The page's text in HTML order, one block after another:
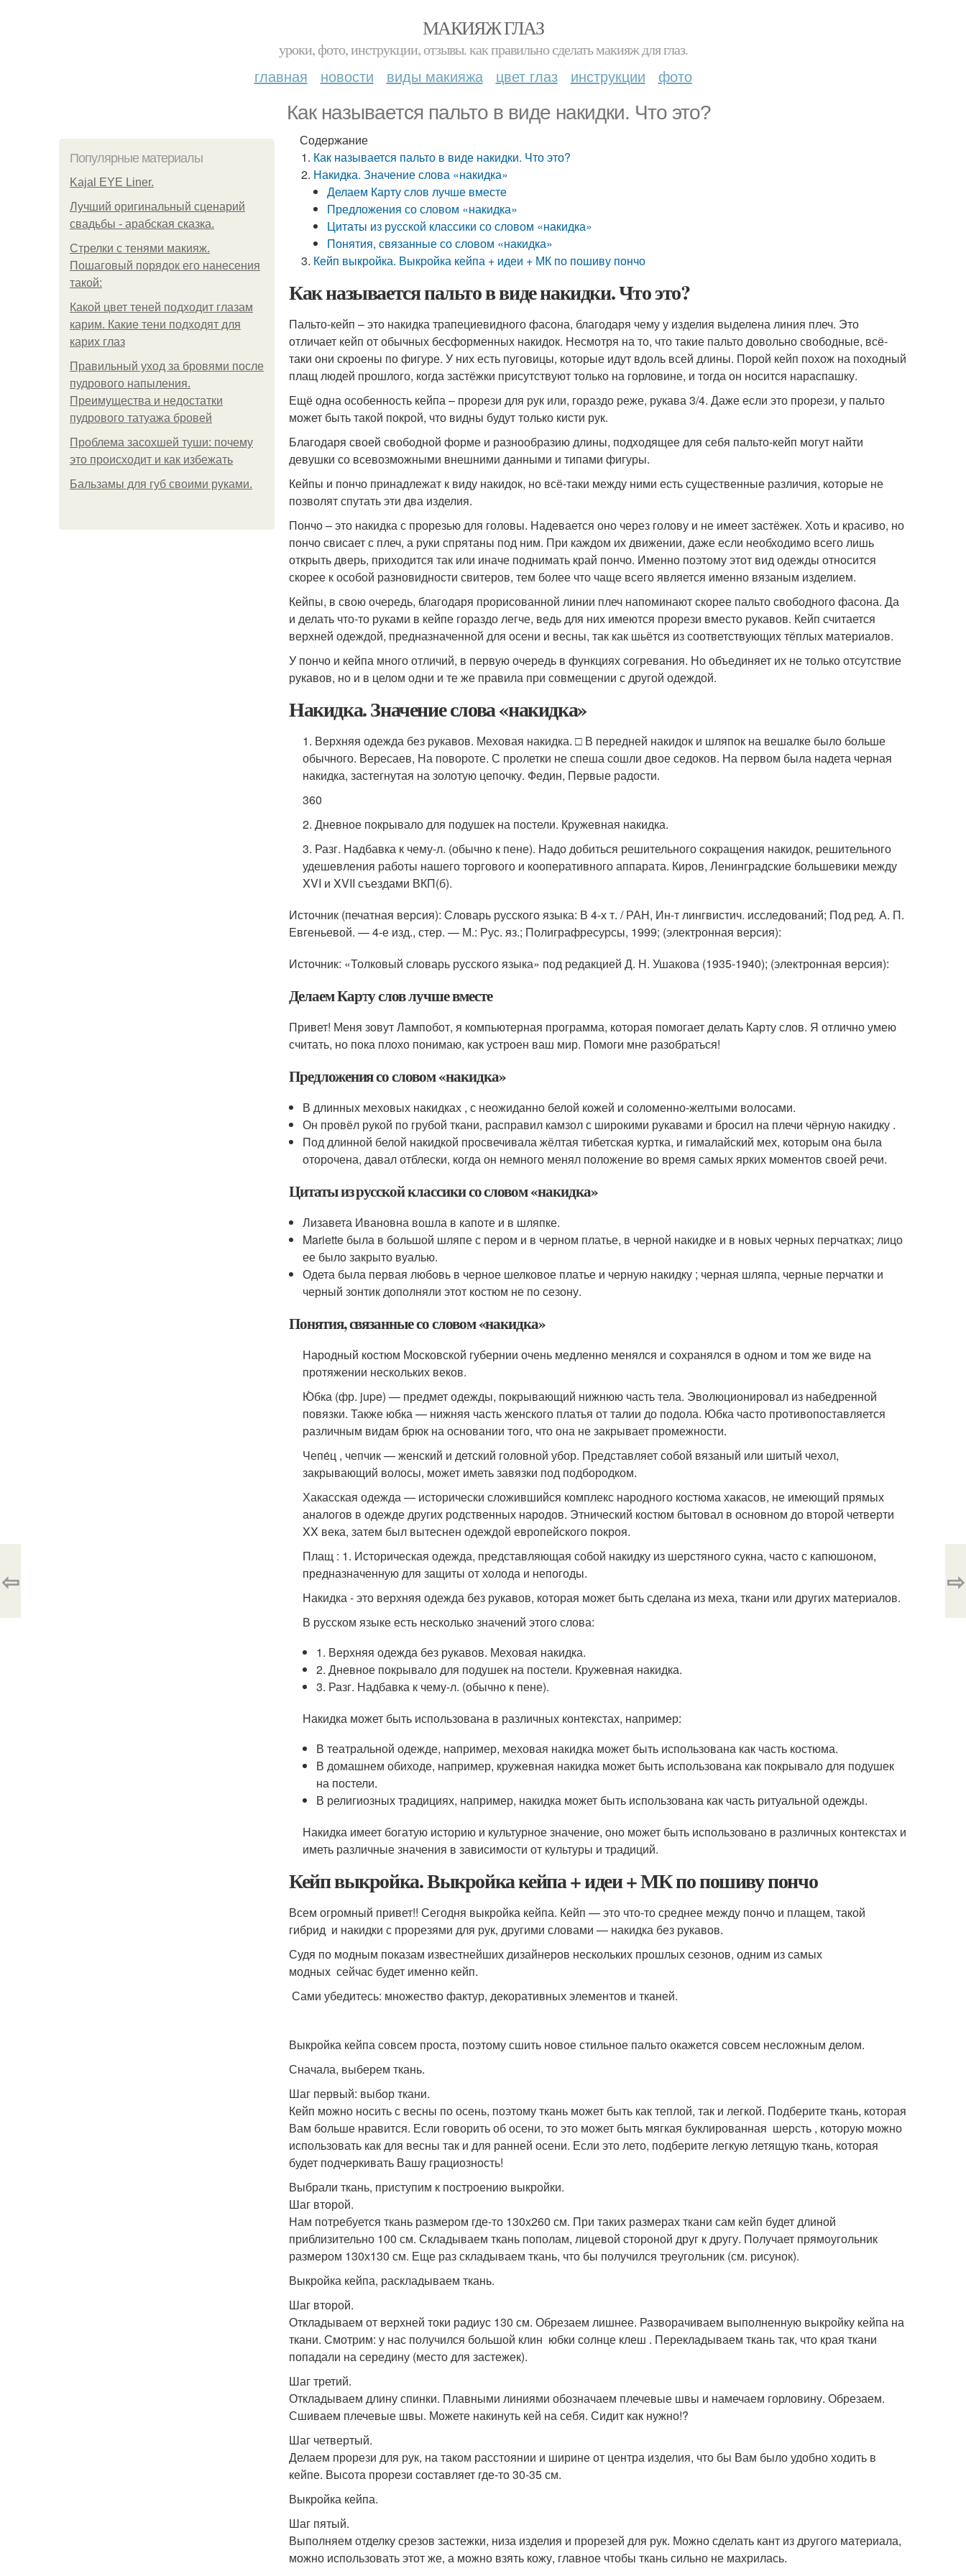
МАКИЯЖ ГЛАЗ
уроки, фото, инструкции, отзывы. как правильно сделать макияж для глаз.
главная новости виды макияжа цвет глаз инструкции фото
Как называется пальто в виде накидки. Что это?
Популярные материалы
Kajal EYE Liner.
Лучший оригинальный сценарий
свадьбы - арабская сказка.
Стрелки с тенями макияж.
Пошаговый порядок его нанесения
такой:
Какой цвет теней подходит глазам
карим. Какие тени подходят для
карих глаз
Правильный уход за бровями после
пудрового напыления.
Преимущества и недостатки
пудрового татуажа бровей
Проблема засохшей туши: почему
это происходит и как избежать
Бальзамы для губ своими руками.
Содержание
Как называется пальто в виде накидки. Что это?
Накидка. Значение слова «накидка»
Делаем Карту слов лучше вместе
Предложения со словом «накидка»
Цитаты из русской классики со словом «накидка»
Понятия, связанные со словом «накидка»
Кейп выкройка. Выкройка кейпа + идеи + МК по пошиву пончо
Как называется пальто в виде накидки. Что это?
Пальто-кейп – это накидка трапециевидного фасона, благодаря чему у изделия выделена линия плеч. Это
отличает кейп от обычных бесформенных накидок. Несмотря на то, что такие пальто довольно свободные, всё-
таки они скроены по фигуре. У них есть пуговицы, которые идут вдоль всей длины. Порой кейп похож на походный
плащ людей прошлого, когда застёжки присутствуют только на горловине, и тогда он носится нараспашку.
Ещё одна особенность кейпа – прорези для рук или, гораздо реже, рукава 3/4. Даже если это прорези, у пальто
может быть такой покрой, что видны будут только кисти рук.
Благодаря своей свободной форме и разнообразию длины, подходящее для себя пальто-кейп могут найти
девушки со всевозможными внешними данными и типами фигуры.
Кейпы и пончо принадлежат к виду накидок, но всё-таки между ними есть существенные различия, которые не
позволят спутать эти два изделия.
Пончо – это накидка с прорезью для головы. Надевается оно через голову и не имеет застёжек. Хоть и красиво, но
пончо свисает с плеч, а руки спрятаны под ним. При каждом их движении, даже если необходимо всего лишь
открыть дверь, приходится так или иначе поднимать край пончо. Именно поэтому этот вид одежды относится
скорее к особой разновидности свитеров, тем более что чаще всего является именно вязаным изделием.
Кейпы, в свою очередь, благодаря прорисованной линии плеч напоминают скорее пальто свободного фасона. Да
и делать что-то руками в кейпе гораздо легче, ведь для них имеются прорези вместо рукавов. Кейп считается
верхней одеждой, предназначенной для осени и весны, так как шьётся из соответствующих тёплых материалов.
У пончо и кейпа много отличий, в первую очередь в функциях согревания. Но объединяет их не только отсутствие
рукавов, но и в целом одни и те же правила при совмещении с другой одеждой.
Накидка. Значение слова «накидка»
1. Верхняя одежда без рукавов. Меховая накидка. □ В передней накидок и шляпок на вешалке было больше
обычного. Вересаев, На повороте. С пролетки не спеша сошли двое седоков. На первом была надета черная
накидка, застегнутая на золотую цепочку. Федин, Первые радости.
360
2. Дневное покрывало для подушек на постели. Кружевная накидка.
3. Разг. Надбавка к чему-л. (обычно к пене). Надо добиться решительного сокращения накидок, решительного
удешевления работы нашего торгового и кооперативного аппарата. Киров, Ленинградские большевики между
XVI и XVII съездами ВКП(б).
Источник (печатная версия): Словарь русского языка: В 4-х т. / РАН, Ин-т лингвистич. исследований; Под ред. А. П.
Евгеньевой. — 4-е изд., стер. — М.: Рус. яз.; Полиграфресурсы, 1999; (электронная версия):
Источник: «Толковый словарь русского языка» под редакцией Д. Н. Ушакова (1935-1940); (электронная версия):
Делаем Карту слов лучше вместе
Привет! Меня зовут Лампобот, я компьютерная программа, которая помогает делать Карту слов. Я отлично умею
считать, но пока плохо понимаю, как устроен ваш мир. Помоги мне разобраться!
Предложения со словом «накидка»
В длинных меховых накидках , с неожиданно белой кожей и соломенно-желтыми волосами.
Он провёл рукой по грубой ткани, расправил камзол с широкими рукавами и бросил на плечи чёрную накидку .
Под длинной белой накидкой просвечивала жёлтая тибетская куртка, и гималайский мех, которым она была
оторочена, давал отблески, когда он немного менял положение во время самых ярких моментов своей речи.
Цитаты из русской классики со словом «накидка»
Лизавета Ивановна вошла в капоте и в шляпке.
Mariette была в большой шляпе с пером и в черном платье, в черной накидке и в новых черных перчатках; лицо
ее было закрыто вуалью.
Одета была первая любовь в черное шелковое платье и черную накидку ; черная шляпа, черные перчатки и
черный зонтик дополняли этот костюм не по сезону.
Понятия, связанные со словом «накидка»
Народный костюм Московской губернии очень медленно менялся и сохранялся в одном и том же виде на
протяжении нескольких веков.
Ю́бка (фр. jupe) — предмет одежды, покрывающий нижнюю часть тела. Эволюционировал из набедренной
повязки. Также юбка — нижняя часть женского платья от талии до подола. Юбка часто противопоставляется
различным видам брюк на основании того, что она не закрывает промежности.
Чепе́ц , чепчик — женский и детский головной убор. Представляет собой вязаный или шитый чехол,
закрывающий волосы, может иметь завязки под подбородком.
Хакасская одежда — исторически сложившийся комплекс народного костюма хакасов, не имеющий прямых
аналогов в одежде других родственных народов. Этнический костюм бытовал в основном до второй четверти
XX века, затем был вытеснен одеждой европейского покроя.
Плащ : 1. Историческая одежда, представляющая собой накидку из шерстяного сукна, часто с капюшоном,
предназначенную для защиты от холода и непогоды.
Накидка - это верхняя одежда без рукавов, которая может быть сделана из меха, ткани или других материалов.
В русском языке есть несколько значений этого слова:
1. Верхняя одежда без рукавов. Меховая накидка.
2. Дневное покрывало для подушек на постели. Кружевная накидка.
3. Разг. Надбавка к чему-л. (обычно к пене).
Накидка может быть использована в различных контекстах, например:
В театральной одежде, например, меховая накидка может быть использована как часть костюма.
В домашнем обиходе, например, кружевная накидка может быть использована как покрывало для подушек
на постели.
В религиозных традициях, например, накидка может быть использована как часть ритуальной одежды.
Накидка имеет богатую историю и культурное значение, оно может быть использовано в различных контекстах и
иметь различные значения в зависимости от культуры и традиций.
Кейп выкройка. Выкройка кейпа + идеи + МК по пошиву пончо
Всем огромный привет!! Сегодня выкройка кейпа. Кейп — это что-то среднее между пончо и плащем, такой
гибрид и накидки с прорезями для рук, другими словами — накидка без рукавов.
Судя по модным показам известнейших дизайнеров нескольких прошлых сезонов, одним из самых
модных сейчас будет именно кейп.
Сами убедитесь: множество фактур, декоративных элементов и тканей.
Выкройка кейпа совсем проста, поэтому сшить новое стильное пальто окажется совсем несложным делом.
Сначала, выберем ткань.
Шаг первый: выбор ткани.
Кейп можно носить с весны по осень, поэтому ткань может быть как теплой, так и легкой. Подберите ткань, которая
Вам больше нравится. Если говорить об осени, то это может быть мягкая буклированная шерсть , которую можно
использовать как для весны так и для ранней осени. Если это лето, подберите легкую летящую ткань, которая
будет подчеркивать Вашу грациозность!
Выбрали ткань, приступим к построению выкройки.
Шаг второй.
Нам потребуется ткань размером где-то 130х260 см. При таких размерах ткани сам кейп будет длиной
приблизительно 100 см. Складываем ткань пополам, лицевой стороной друг к другу. Получает прямоугольник
размером 130х130 см. Еще раз складываем ткань, что бы получился треугольник (см. рисунок).
Выкройка кейпа, раскладываем ткань.
Шаг второй.
Откладываем от верхней токи радиус 130 см. Обрезаем лишнее. Разворачиваем выполненную выкройку кейпа на
ткани. Смотрим: у нас получился большой клин юбки солнце клеш . Перекладываем ткань так, что края ткани
попадали на середину (место для застежек).
Шаг третий.
Откладываем длину спинки. Плавными линиями обозначаем плечевые швы и намечаем горловину. Обрезаем.
Сшиваем плечевые швы. Можете накинуть кей на себя. Сидит как нужно!?
Шаг четвертый.
Делаем прорези для рук, на таком расстоянии и ширине от центра изделия, что бы Вам было удобно ходить в
кейпе. Высота прорези составляет где-то 30-35 см.
Выкройка кейпа.
Шаг пятый.
Выполняем отделку срезов застежки, низа изделия и прорезей для рук. Можно сделать кант из другого материала,
можно использовать этот же, а можно взять кожу, главное чтобы ткань сильно не махрилась.
⇦ ⇨